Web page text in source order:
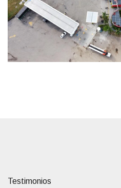
Testimonios